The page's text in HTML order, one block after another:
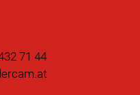
71 44